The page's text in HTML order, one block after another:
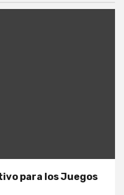
para los Juegos